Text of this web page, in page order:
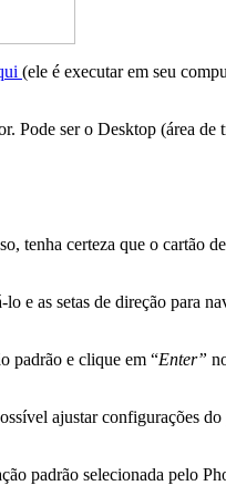
(ele é executar em seu
Pode ser o Desktop (área
tenha certeza que o
e as setas de direção para
padrão e clique em “Enter”
ajustar configurações
padrão selecionada pelo